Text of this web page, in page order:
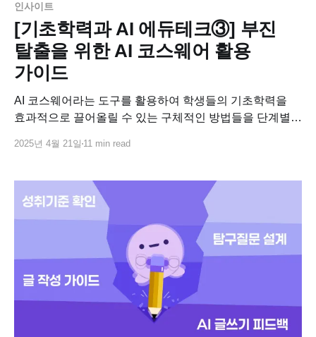
인사이트
[기초학력과 AI 에듀테크③] 부진
탈출을 위한 AI 코스웨어 활용
가이드
AI 코스웨어라는 도구를 활용하여 학생들의 기초학력을
효과적으로 끌어올릴 수 있는 구체적인 방법들을 단계별로
2025년 4월 21일 11 min read